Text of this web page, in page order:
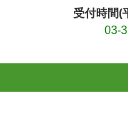
受付時間(
03-